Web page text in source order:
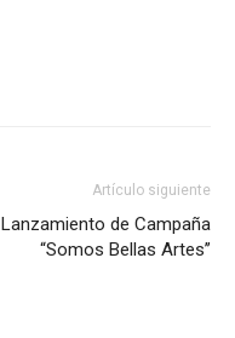
Artículo siguiente
Lanzamiento de Campaña
“Somos Bellas Artes’’